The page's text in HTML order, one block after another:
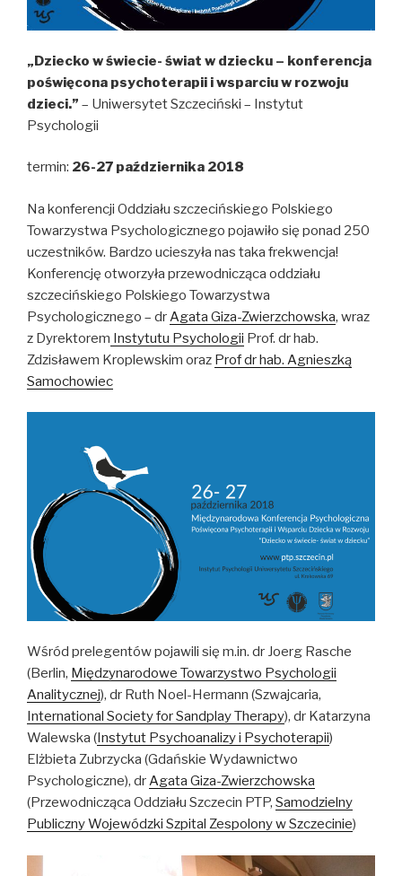
„Dziecko w świecie- świat w dziecku – konferencja
poświęcona psychoterapii i wsparciu w rozwoju
dzieci.” – Uniwersytet Szczeciński – Instytut
Psychologii
termin: 26-27 października 2018
Na konferencji Oddziału szczecińskiego Polskiego
Towarzystwa Psychologicznego pojawiło się ponad 250
uczestników. Bardzo ucieszyła nas taka frekwencja!
Konferencję otworzyła przewodnicząca oddziału
szczecińskiego Polskiego Towarzystwa
Psychologicznego – dr Agata Giza-Zwierzchowska, wraz
z Dyrektorem Instytutu Psychologii Prof. dr hab.
Zdzisławem Kroplewskim oraz Prof dr hab. Agnieszką
Samochowiec
Wśród prelegentów pojawili się m.in. dr Joerg Rasche
(Berlin, Międzynarodowe Towarzystwo Psychologii
Analitycznej), dr Ruth Noel-Hermann (Szwajcaria,
International Society for Sandplay Therapy), dr Katarzyna
Walewska ( Instytut Psychoanalizy i Psychoterapii)
Elżbieta Zubrzycka (Gdańskie Wydawnictwo
Psychologiczne), drAgata Giza-Zwierzchowska
(Przewodnicząca Oddziału Szczecin PTP, Samodzielny
Publiczny Wojewódzki Szpital Zespolony w Szczecinie)